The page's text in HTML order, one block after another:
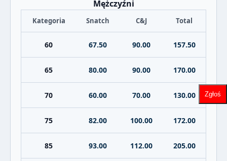
Mężczyźni
Kategoria Snatch C&J Total
60 67.50 90.00 157.50
65 80.00 90.00 170.00
70 60.00 70.00 130.00
75 82.00 100.00 172.00
85 93.00 112.00 205.00
Zgłoś